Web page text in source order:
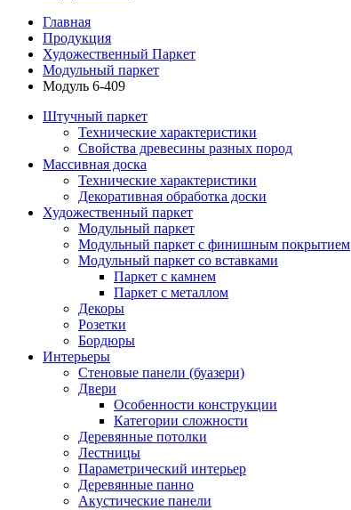
Главная
Продукция
Художественный Паркет
Модульный паркет
Модуль 6-409
Штучный паркет
Технические характеристики
Свойства древесины разных пород
Массивная доска
Технические характеристики
Декоративная обработка доски
Художественный паркет
Модульный паркет
Модульный паркет с финишным покрытием
Модульный паркет со вставками
Паркет с камнем
Паркет с металлом
Декоры
Розетки
Бордюры
Интерьеры
Стеновые панели (буазери)
Двери
Особенности конструкции
Категории сложности
Деревянные потолки
Лестницы
Параметрический интерьер
Деревянные панно
Акустические панели